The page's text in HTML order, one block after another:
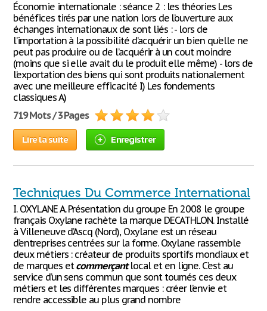
Économie internationale : séance 2 : les théories Les
bénéfices tirés par une nation lors de l’ouverture aux
échanges internationaux de sont liés : - lors de
l’importation à la possibilité d’acquérir un bien qu’elle ne
peut pas produire ou de l’acquérir à un cout moindre
(moins que si elle avait du le produit elle même) - lors de
l’exportation des biens qui sont produits nationalement
avec une meilleure efficacité I) Les fondements
classiques A)
719 Mots / 3 Pages
Lire la suite Enregistrer
Techniques Du Commerce International
I. OXYLANE A. Présentation du groupe En 2008 le groupe
français Oxylane rachète la marque DECATHLON. Installé
à Villeneuve d’Ascq (Nord), Oxylane est un réseau
d’entreprises centrées sur la forme. Oxylane rassemble
deux métiers : créateur de produits sportifs mondiaux et
de marques etcommerçantlocal et en ligne. C’est au
service d’un sens commun que sont tournés ces deux
métiers et les différentes marques : créer l’envie et
rendre accessible au plus grand nombre